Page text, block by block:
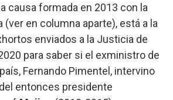
causa formada en 2013 con la
(ver en columna aparte), está a la
enviados a la Justicia de
para saber si el exministro de
Fernando Pimentel, intervino
entonces presidente